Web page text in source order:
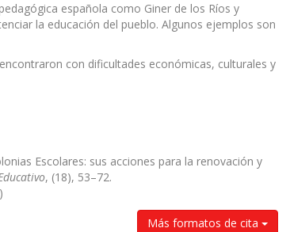
española como Giner de los Ríos y
la educación del pueblo. Algunos ejemplos son
con dificultades económicas, culturales y
Escolares: sus acciones para la renovación y
, (18), 53–72.
Más formatos de cita